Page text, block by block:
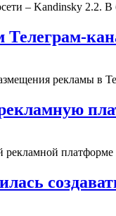
– Kandinsky 2.2.
рекламы в
рекламной